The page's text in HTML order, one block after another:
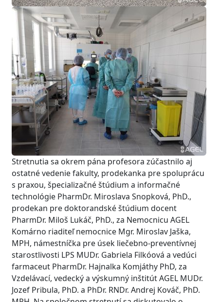
Stretnutia sa okrem pána profesora zúčastnilo aj
ostatné vedenie fakulty, prodekanka pre spoluprácu
s praxou, špecializačné štúdium a informačné
technológie PharmDr. Miroslava Snopková, PhD.,
prodekan pre doktorandské štúdium docent
PharmDr. Miloš Lukáč, PhD., za Nemocnicu AGEL
Komárno riaditeľ nemocnice Mgr. Miroslav Jaška,
MPH, námestníčka pre úsek liečebno-preventívnej
starostlivosti LPS MUDr. Gabriela Filkóová a vedúci
farmaceut PharmDr. Hajnalka Komjáthy PhD, za
Vzdelávací, vedecký a výskumný inštitút AGEL MUDr.
Jozef Pribula, PhD. a PhDr. RNDr. Andrej Kováč, PhD.